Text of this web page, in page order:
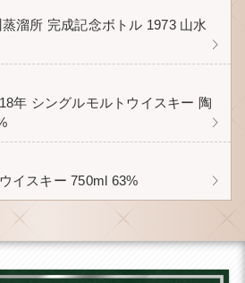
溜所 完成記念ボトル 1973 山水
年 シングルモルトウイスキー 陶
イスキー 750ml 63%